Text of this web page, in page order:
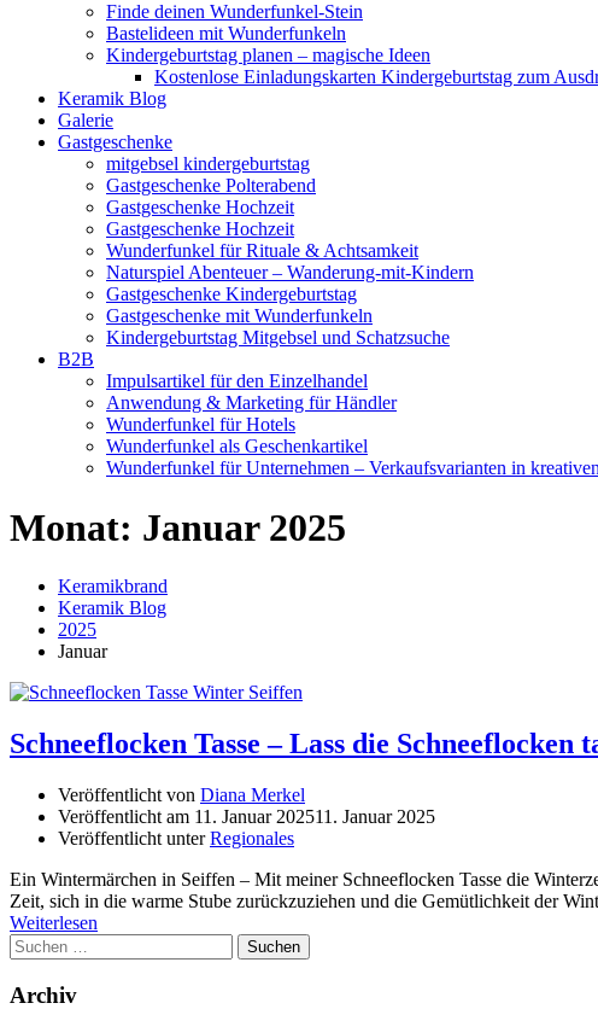
Finde deinen Wunderfunkel-Stein
Bastelideen mit Wunderfunkeln
Kindergeburtstag planen – magische Ideen
Kostenlose Einladungskarten Kindergeburtstag zum
Keramik Blog
Galerie
Gastgeschenke
mitgebsel kindergeburtstag
Gastgeschenke Polterabend
Gastgeschenke Hochzeit
Gastgeschenke Hochzeit
Wunderfunkel für Rituale & Achtsamkeit
Naturspiel Abenteuer – Wanderung-mit-Kindern
Gastgeschenke Kindergeburtstag
Gastgeschenke mit Wunderfunkeln
Kindergeburtstag Mitgebsel und Schatzsuche
B2B
Impulsartikel für den Einzelhandel
Anwendung & Marketing für Händler
Wunderfunkel für Hotels
Wunderfunkel als Geschenkartikel
Wunderfunkel für Unternehmen – Verkaufsvarianten in
Monat: Januar 2025
Keramikbrand
Keramik Blog
2025
Januar
Schneeflocken Tasse – Lass die Schneeflocken
Veröffentlicht von Diana Merkel
Veröffentlicht am 11. Januar 202511. Januar 2025
Veröffentlicht unterRegionales
Ein Wintermärchen in Seiffen – Mit meiner Schneeflocken Tasse die
Zeit, sich in die warme Stube zurückzuziehen und die Gemütlichkeit der
Weiterlesen
Suchen
nach:
Archiv